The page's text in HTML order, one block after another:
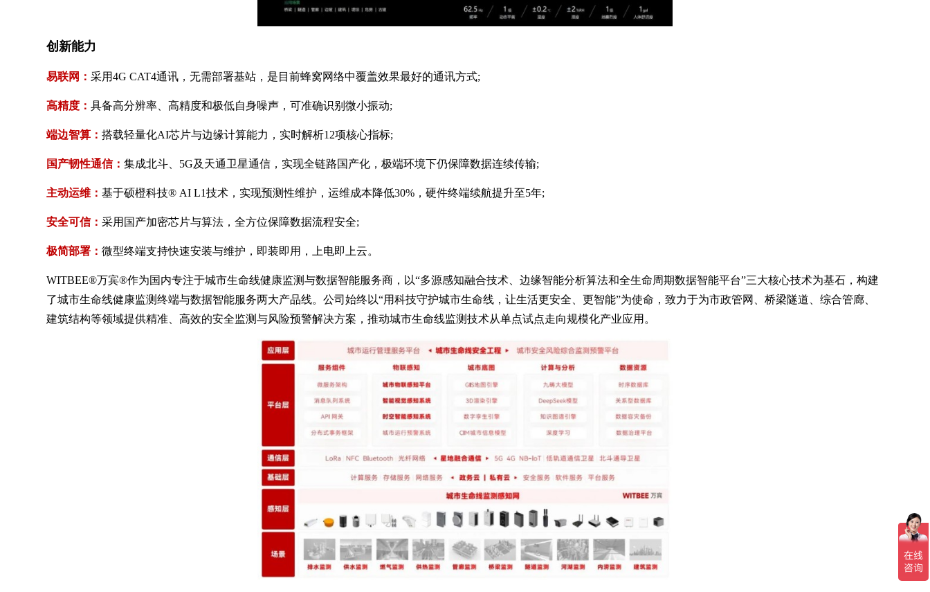
创新能力
易联网：采用4G CAT4通讯，无需部署基站，是目前蜂窝网络中覆盖效果最好的通讯方式;
高精度：具备高分辨率、高精度和极低自身噪声，可准确识别微小振动;
端边智算：搭载轻量化AI芯片与边缘计算能力，实时解析12项核心指标;
国产韧性通信：集成北斗、5G及天通卫星通信，实现全链路国产化，极端环境下仍保障数据连续传输;
主动运维：基于硕橙科技® AI L1技术，实现预测性维护，运维成本降低30%，硬件终端续航提升至5年;
安全可信：采用国产加密芯片与算法，全方位保障数据流程安全;
极简部署：微型终端支持快速安装与维护，即装即用，上电即上云。
WITBEE®万宾®作为国内专注于城市生命线健康监测与数据智能服务商，以“多源感知融合技术、边缘智能分析算法和全生命周期数据智能平台”三大核心技术为基石，构建
了城市生命线健康监测终端与数据智能服务两大产品线。公司始终以“用科技守护城市生命线，让生活更安全、更智能”为使命，致力于为市政管网、桥梁隧道、综合管廊、
建筑结构等领域提供精准、高效的安全监测与风险预警解决方案，推动城市生命线监测技术从单点试点走向规模化产业应用。